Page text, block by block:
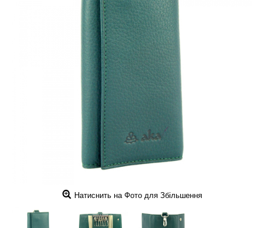
Натиснить на Фото для Збільшення